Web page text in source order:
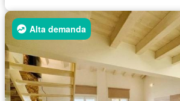
Alta demanda